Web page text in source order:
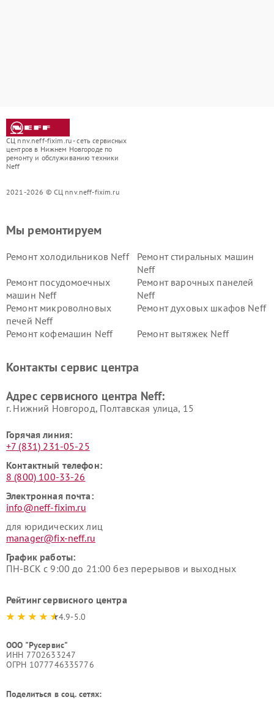
СЦ nnv.neff-fixim.ru - сеть сервисных
центров в Нижнем Новгороде по
ремонту и обслуживанию техники
Neff
2021-2026 © СЦ nnv.neff-fixim.ru
Мы ремонтируем
Ремонт холодильников Neff
Ремонт стиральных машин
Neff
Ремонт посудомоечных
машин Neff
Ремонт варочных панелей
Neff
Ремонт микроволновых
печей Neff
Ремонт духовых шкафов Neff
Ремонт кофемашин Neff Ремонт вытяжек Neff
Контакты сервис центра
Адрес сервисного центра Neff:
г. Нижний Новгород, Полтавская улица, 15
Горячая линия:
+7 (831) 231-05-25
Контактный телефон:
8 (800) 100-33-26
Электронная почта:
info@neff-fixim.ru
для юридических лиц
manager@fix-neff.ru
График работы:
ПН-ВСК с 9:00 до 21:00 без перерывов и выходных
Рейтинг сервисного центра
4.9-5.0
ООО "Русервис"
ИНН 7702633247
ОГРН 1077746335776
Поделиться в соц. сетях: